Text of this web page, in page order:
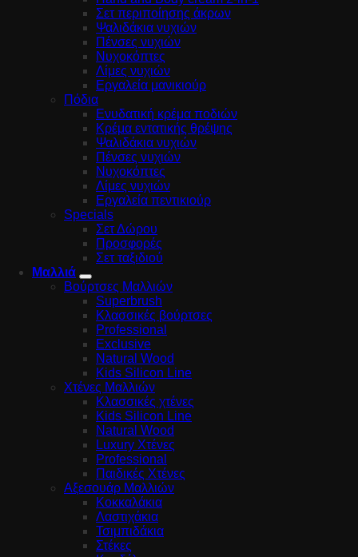
Σετ περιποίησης άκρων
Ψαλιδάκια νυχιών
Πένσες νυχιών
Νυχοκόπτες
Λίμες νυχιών
Εργαλεία μανικιούρ
Πόδια
Ενυδατική κρέμα ποδιών
Κρέμα εντατικής θρέψης
Ψαλιδάκια νυχιών
Πένσες νυχιών
Νυχοκόπτες
Λίμες νυχιών
Εργαλεία πεντικιούρ
Specials
Σετ Δώρου
Προσφορές
Σετ ταξιδιού
Μαλλιά
Βούρτσες Μαλλιών
Superbrush
Κλασσικές βούρτσες
Professional
Exclusive
Natural Wood
Kids Silicon Line
Χτένες Μαλλιών
Κλασσικές χτένες
Kids Silicon Line
Natural Wood
Luxury Χτένες
Professional
Παιδικές Χτένες
Αξεσουάρ Μαλλιών
Κοκκαλάκια
Λαστιχάκια
Τσιμπιδάκια
Στέκες